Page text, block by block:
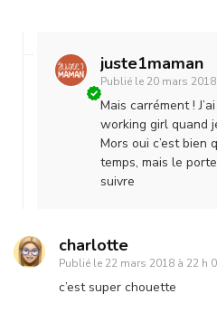
juste1maman
Publié le 20 mars
Mais carrément !
working girl quand
Mors oui c’est bien
temps, mais le
suivre
charlotte
Publié le 22 mars 2018 à 22 h
c’est super chouette